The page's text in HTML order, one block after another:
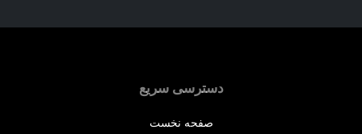
دسترسی سریع
صفحه نخست